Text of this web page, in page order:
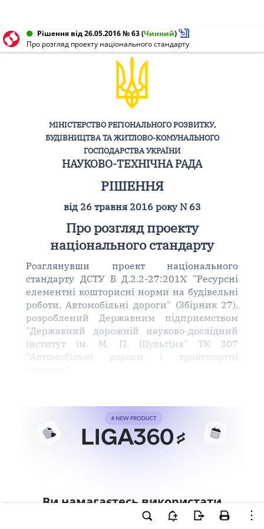
Рішення від 26.05.2016 № 63(Чинний)
Про розгляд проекту національного стандарту
МІНІСТЕРСТВО РЕГІОНАЛЬНОГО РОЗВИТКУ,
БУДІВНИЦТВА ТА ЖИТЛОВО-КОМУНАЛЬНОГО
ГОСПОДАРСТВА УКРАЇНИ
НАУКОВО-ТЕХНІЧНА РАДА
РІШЕННЯ
від 26 травня 2016 року N 63
Про розгляд проекту
національного стандарту
Розглянувши проект національного
стандарту ДСТУ Б Д.2.2-27:201Х "Ресурсні
елементні кошторисні норми на будівельні
роботи. Автомобільні дороги" (Збірник 27),
розроблений Державним підприємством
"Державний дорожній науково-дослідний
інститут ім. М. П. Шульгіна" ТК 307
"Автомобільні дороги і транспортні
Ви намагаєтесь використати
інструменти для професійної